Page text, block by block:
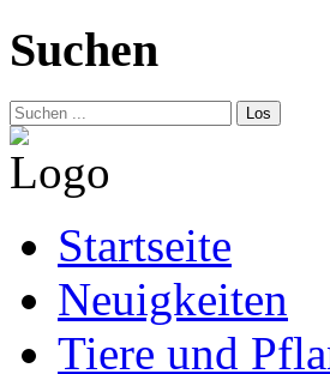
Suchen
Los
Startseite
Neuigkeiten
Tiere und